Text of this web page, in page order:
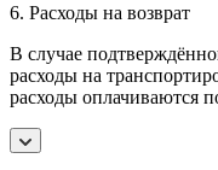
6. Расходы на возврат
В случае
расходы на
расходы оплачиваются